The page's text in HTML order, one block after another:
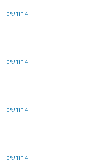
4 חודשים
4 חודשים
4 חודשים
4 חודשים